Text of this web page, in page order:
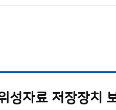
성자료 저장장치